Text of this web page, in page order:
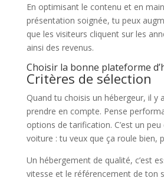
En optimisant le contenu et en
présentation soignée, tu peux
que les visiteurs cliquent sur les
ainsi des revenus.
Choisir la bonne plateforme
Critères de sélection
Quand tu choisis un hébergeur, il y
prendre en compte. Pense
options de tarification. C’est un
voiture : tu veux que ça roule bien,
Un hébergement de qualité, c’est
vitesse et le référencement de ton